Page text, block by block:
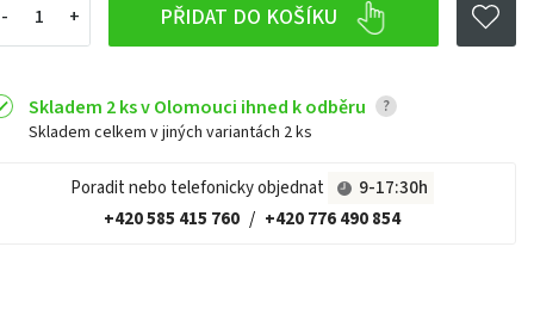
PŘIDAT DO KOŠÍKU
Skladem 2 ks v Olomouci ihned k odběru ?
Skladem celkem v jiných variantách 2 ks
Poradit nebo telefonicky objednat
9-17:30h
+420 585 415 760 / +420 776 490 854